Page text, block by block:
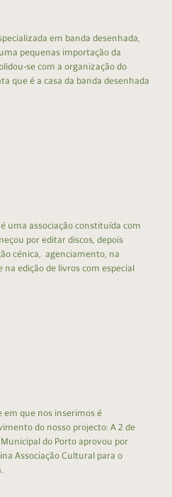
em banda desenhada,
pequenas importação da
se com a organização do
que é a casa da banda desenhada
uma associação constituída com
por editar discos, depois
cénica, agenciamento, na
edição de livros com especial
em que nos inserimos é
do nosso projecto: A 2 de
do Porto aprovou por
Associação Cultural para o